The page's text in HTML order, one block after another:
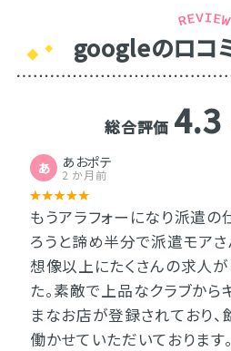
googleのロコ
総合評価 4.3
あ あおポテ
2 か月前
もうアラフォーになり派遣の
ろうと諦め半分で派遣モア
想像以上にたくさんの求人
た。素敵で上品なクラブから
まなお店が登録されており、
働かせていただいております